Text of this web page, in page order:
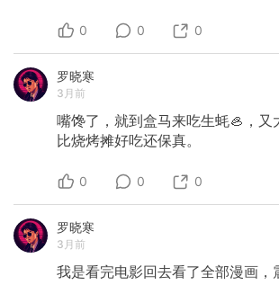
以呀。 她问多少钱？ 我说现在的行情一万金币值
人民币180元左右。 那100金币呢？ 一块八。 我
媳妇问这你还犹豫啥？ 我说你不懂。我赚这100
0 0 0
罗晓寒
3月前
嘴馋了，就到盒马来吃生蚝🦪，又
比烧烤摊好吃还保真。
0 0 0
罗晓寒
3月前
我是看完电影回去看了全部漫画，